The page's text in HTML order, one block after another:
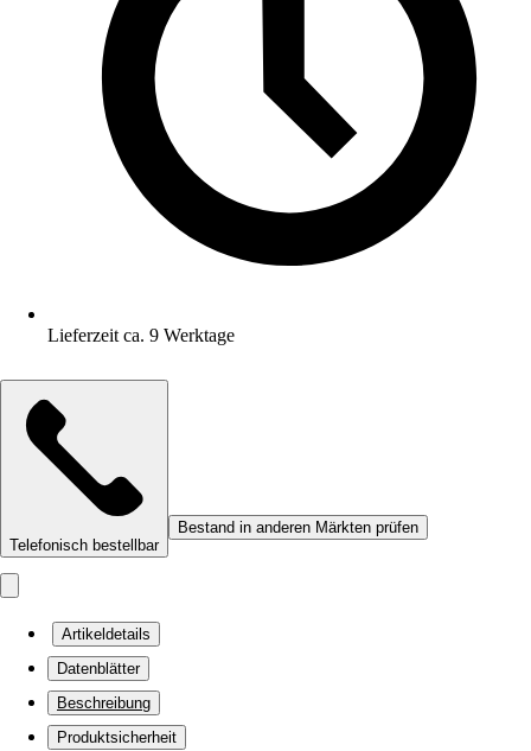
Lieferzeit ca. 9 Werktage
Telefonisch bestellbar
Bestand in anderen Märkten prüfen
Artikeldetails
Datenblätter
Beschreibung
Produktsicherheit